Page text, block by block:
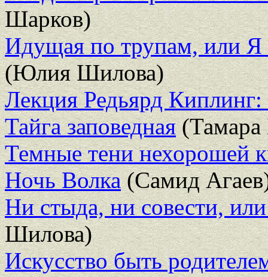
Шарков)
Идущая по трупам, или Я
(Юлия Шилова)
Лекция Редьярд Киплинг:
Тайга заповедная(Тамара
Темные тени нехорошей
Ночь Волка(Самид
Ни стыда, ни совести,
Шилова)
Искусство быть